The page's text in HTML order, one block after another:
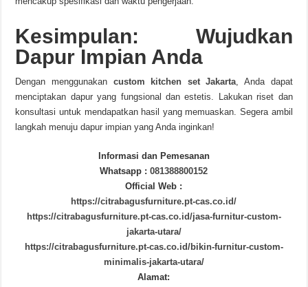
Kesimpulan: Wujudkan
Dapur Impian Anda
Dengan menggunakan custom kitchen set Jakarta, Anda dapat
menciptakan dapur yang fungsional dan estetis. Lakukan riset dan
konsultasi untuk mendapatkan hasil yang memuaskan. Segera ambil
langkah menuju dapur impian yang Anda inginkan!
Informasi dan Pemesanan
Whatsapp :081388800152
Official Web :
https://citrabagusfurniture.pt-cas.co.id/
https://citrabagusfurniture.pt-cas.co.id/jasa-furnitur-custom-
jakarta-utara/
https://citrabagusfurniture.pt-cas.co.id/bikin-furnitur-custom-
minimalis-jakarta-utara/
Alamat: